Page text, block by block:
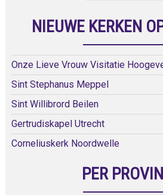
NIEUWE KERKEN
Onze Lieve Vrouw Visitatie
Sint Stephanus Meppel
Sint Willibrord Beilen
Gertrudiskapel Utrecht
Corneliuskerk Noordwelle
PER